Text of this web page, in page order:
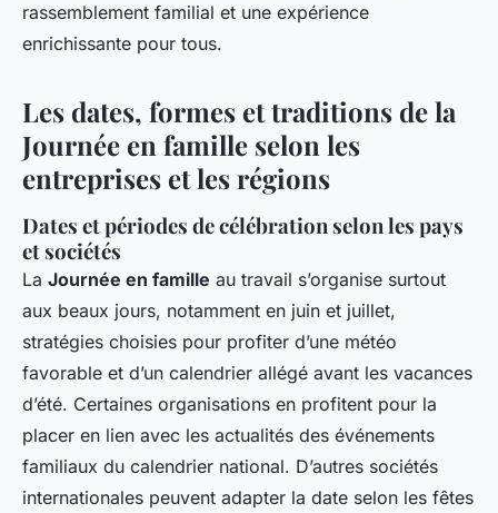
rassemblement familial et une expérience
enrichissante pour tous.
Les dates, formes et traditions de la
Journée en famille selon les
entreprises et les régions
Dates et périodes de célébration selon les pays
et sociétés
La Journée en famille au travail s’organise surtout
aux beaux jours, notamment en juin et juillet,
stratégies choisies pour profiter d’une météo
favorable et d’un calendrier allégé avant les vacances
d’été. Certaines organisations en profitent pour la
placer en lien avec les actualités des événements
familiaux du calendrier national. D’autres sociétés
internationales peuvent adapter la date selon les fêtes